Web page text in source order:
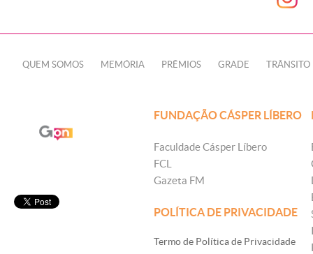
QUEM SOMOS MEMÓRIA PRÊMIOS GRADE TRÂNSITO
FUNDAÇÃO CÁSPER LÍBERO
Faculdade Cásper Líbero
FCL
Gazeta FM
POLÍTICA DE PRIVACIDADE
Termo de Política de Privacidade